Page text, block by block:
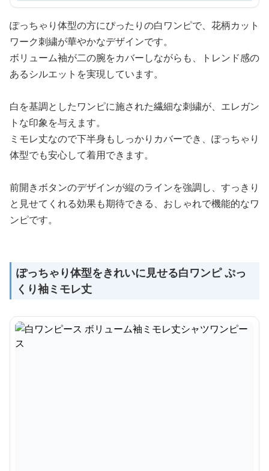
ぽっちゃり体型の方にぴったりの白ワンピで、花柄カット
ワーク刺繍が華やかなデザインです。
ボリューム袖が二の腕をカバーしながらも、トレンド感の
あるシルエットを実現しています。
白を基調としたワンピに施された繊細な刺繍が、エレガン
トな印象を与えます。
ミモレ丈なので下半身もしっかりカバーでき、ぽっちゃり
体型でも安心して着用できます。
前開きボタンのデザインが縦のラインを強調し、すっきり
と見せてくれる効果も期待できる、おしゃれで機能的なワ
ンピです。
ぽっちゃり体型をきれいに見せる白ワンピ ぷっ
くり袖ミモレ丈